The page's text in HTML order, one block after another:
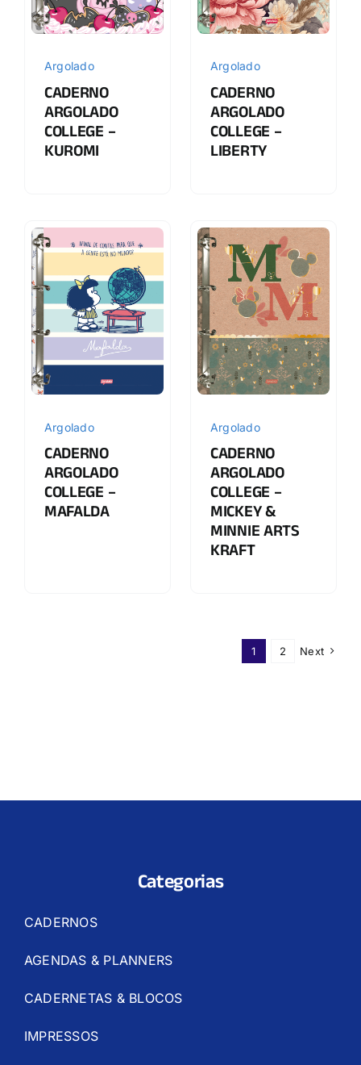
Argolado
CADERNO
ARGOLADO
COLLEGE –
KUROMI
Argolado
CADERNO
ARGOLADO
COLLEGE –
LIBERTY
Argolado
CADERNO
ARGOLADO
COLLEGE –
MAFALDA
Argolado
CADERNO
ARGOLADO
COLLEGE –
MICKEY &
MINNIE ARTS
KRAFT
1 2 Next
Categorias
CADERNOS
AGENDAS & PLANNERS
CADERNETAS & BLOCOS
IMPRESSOS